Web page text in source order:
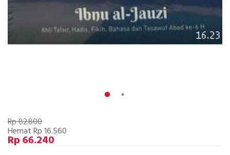
Rp 82.800
Hemat Rp 16.560
Rp 66.240